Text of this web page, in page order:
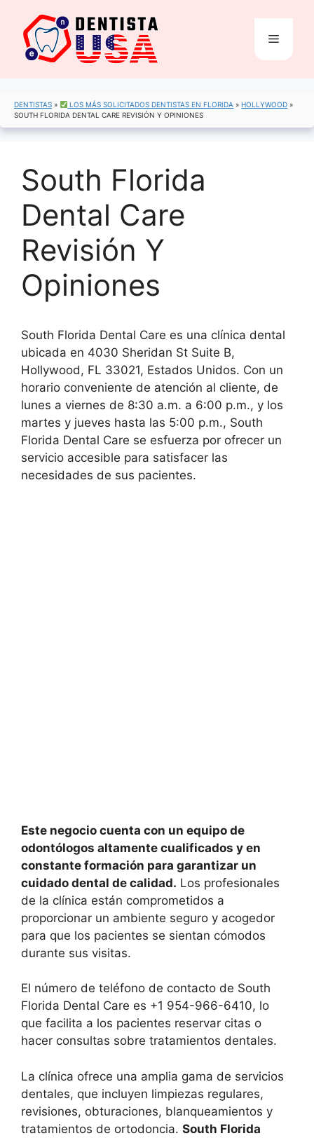
contenido
Menú
DENTISTAS » LOS MÁS SOLICITADOS DENTISTAS EN FLORIDA »HOLLYWOOD »
SOUTH FLORIDA DENTAL CARE REVISIÓN Y OPINIONES
South Florida
Dental Care
Revisión Y
Opiniones
South Florida Dental Care es una clínica dental
ubicada en 4030 Sheridan St Suite B,
Hollywood, FL 33021, Estados Unidos. Con un
horario conveniente de atención al cliente, de
lunes a viernes de 8:30 a.m. a 6:00 p.m., y los
martes y jueves hasta las 5:00 p.m., South
Florida Dental Care se esfuerza por ofrecer un
servicio accesible para satisfacer las
necesidades de sus pacientes.
Este negocio cuenta con un equipo de
odontólogos altamente cualificados y en
constante formación para garantizar un
cuidado dental de calidad. Los profesionales
de la clínica están comprometidos a
proporcionar un ambiente seguro y acogedor
para que los pacientes se sientan cómodos
durante sus visitas.
El número de teléfono de contacto de South
Florida Dental Care es +1 954-966-6410, lo
que facilita a los pacientes reservar citas o
hacer consultas sobre tratamientos dentales.
La clínica ofrece una amplia gama de servicios
dentales, que incluyen limpiezas regulares,
revisiones, obturaciones, blanqueamientos y
tratamientos de ortodoncia. South Florida